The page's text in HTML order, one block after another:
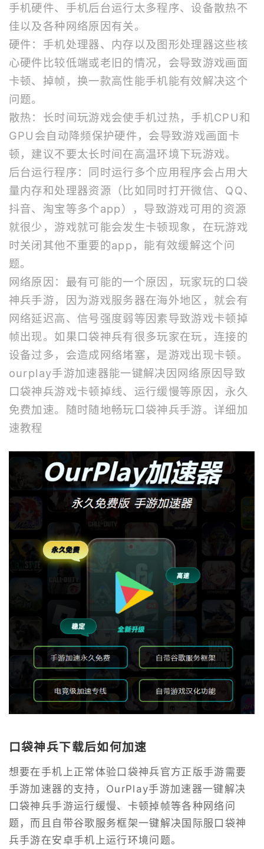
手机硬件、手机后台运行太多程序、设备散热不
佳以及各种网络原因有关。
硬件：手机处理器、内存以及图形处理器这些核
心硬件比较低端或老旧的情况，会导致游戏画面
卡顿、掉帧，换一款高性能手机能有效解决这个
问题。
散热：长时间玩游戏会使手机过热，手机CPU和
GPU会自动降频保护硬件，会导致游戏画面卡
顿，建议不要太长时间在高温环境下玩游戏。
后台运行程序：同时运行多个应用程序会占用大
量内存和处理器资源（比如同时打开微信、QQ、
抖音、淘宝等多个app），导致游戏可用的资源
就很少，游戏就可能会发生卡顿现象，在玩游戏
时关闭其他不重要的app，能有效缓解这个问
题。
网络原因：最有可能的一个原因，玩家玩的口袋
神兵手游，因为游戏服务器在海外地区，就会有
网络延迟高、信号强度弱等因素导致游戏卡顿掉
帧出现。如果口袋神兵有很多玩家在玩，连接的
设备过多，会造成网络堵塞，是游戏出现卡顿。
ourplay手游加速器能一键解决因网络原因导致
口袋神兵游戏卡顿掉线、运行缓慢等原因，永久
免费加速。随时随地畅玩口袋神兵手游。 详细加
速教程
口袋神兵下载后如何加速
想要在手机上正常体验口袋神兵官方正版手游需要
手游加速器的支持，OurPlay手游加速器一键解决
口袋神兵手游运行缓慢、卡顿掉帧等各种网络问
题，而且自带谷歌服务框架一键解决国际服口袋神
兵手游在安卓手机上运行环境问题。